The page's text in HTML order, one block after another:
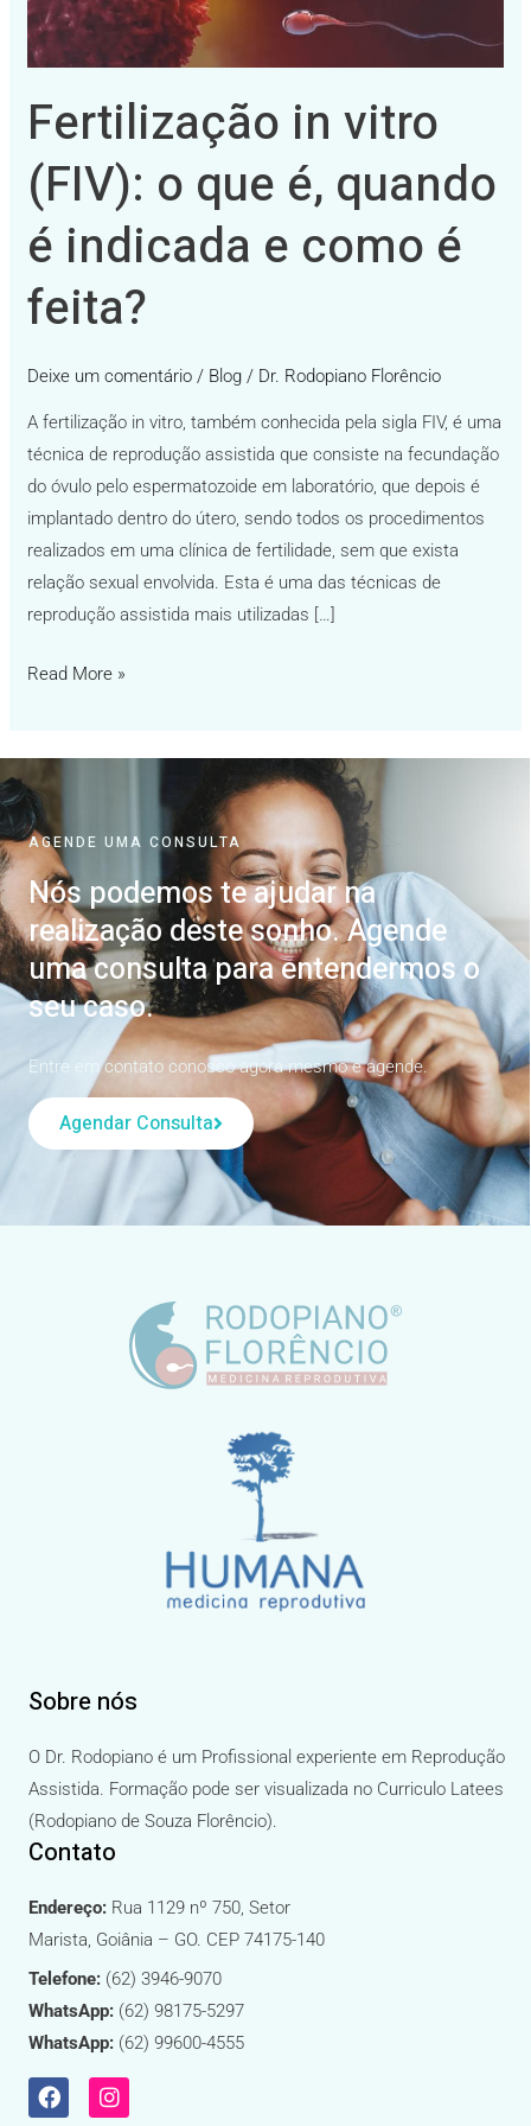
Fertilização in vitro
(FIV): o que é, quando
é indicada e como é
feita?
Deixe um comentário / Blog / Dr. Rodopiano Florêncio
A fertilização in vitro, também conhecida pela sigla FIV, é uma
técnica de reprodução assistida que consiste na fecundação
do óvulo pelo espermatozoide em laboratório, que depois é
implantado dentro do útero, sendo todos os procedimentos
realizados em uma clínica de fertilidade, sem que exista
relação sexual envolvida. Esta é uma das técnicas de
reprodução assistida mais utilizadas […]
é,
quando
é
indicada
e
como
é
feita?
Read More »
AGENDE UMA CONSULTA
Nós podemos te ajudar na
realização deste sonho. Agende
uma consulta para entendermos o
seu caso.
Entre em contato conosco agora mesmo e agende.
Agendar Consulta
Sobre nós
O Dr. Rodopiano é um Profissional experiente em Reprodução
Assistida. Formação pode ser visualizada no Curriculo Latees
(Rodopiano de Souza Florêncio).
Contato
Endereço: Rua 1129 nº 750, Setor
Marista, Goiânia – GO. CEP 74175-140
Telefone: (62) 3946-9070
WhatsApp: (62) 98175-5297
WhatsApp: (62) 99600-4555
F
I